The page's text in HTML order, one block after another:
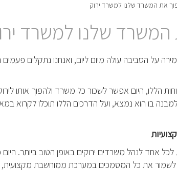
את המשרד שלנו למשרד ירוק
המשרד שלנו למשרד
על הסביבה עולה מיום ליום, ואנחנו נתקלים פעמים
הללו, היום אפשר לשכור כל משרד ולהפוך אותו
בו הוא נמצא, ועל הדרכים הללו תוכלו לקרוא
אחד לנהל משרדים ירוקים באופן הטוב ביותר.
לשמור את כל המסמכים במערכת ממוחשבת